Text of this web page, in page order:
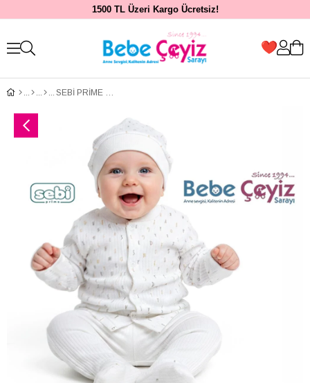
1500 TL Üzeri Kargo Ücretsiz!
SEBİ PRİME Harfli Pijama Takımı ( 0-3 Ay )